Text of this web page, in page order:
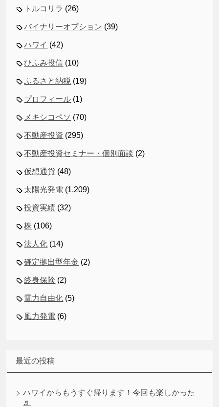
トルコリラ (26)
バイナリーオプション (39)
ハワイ (42)
ひふみ投信 (10)
ふるさと納税 (19)
プロフィール (1)
メキシコペソ (70)
不動産投資 (295)
不動産投資セミナー・個別面談 (2)
仮想通貨 (48)
太陽光発電 (1,209)
投資実績 (32)
株 (106)
法人化 (14)
確定拠出型年金 (2)
終身保険 (2)
電力自由化 (5)
風力発電 (6)
最近の投稿
ハワイからもうすぐ帰ります！今回も楽しかった
♬